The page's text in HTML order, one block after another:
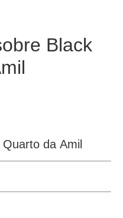
Black
da Amil